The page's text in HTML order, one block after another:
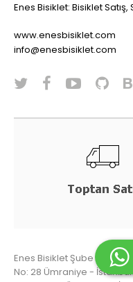
Enes Bisiklet: Bisiklet
www.enesbisiklet.com
info@enesbisiklet.com
Enes Bisiklet Şube 1:
No: 28 Ümraniye -